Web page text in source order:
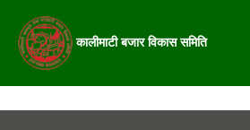
कालीमाटी बजार विकास समिति